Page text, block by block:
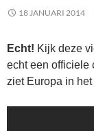
18 JANUARI 2014
Echt! Kijk deze
echt een officiele
ziet Europa in